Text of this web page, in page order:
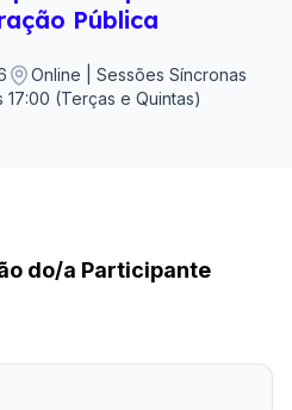
Pública
Online | Sessões Síncronas
17:00 (Terças e Quintas)
do/a Participante